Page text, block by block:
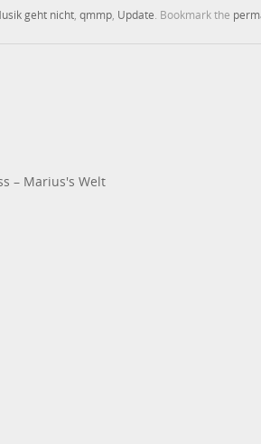
geht nicht qmmp Update . Bookmark the
– Marius's Welt